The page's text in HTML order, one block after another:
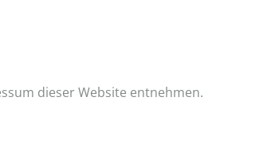
dieser Website entnehmen.